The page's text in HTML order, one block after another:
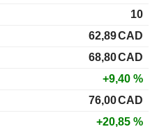
10
62,89CAD
68,80CAD
+9,40 %
76,00CAD
+20,85 %